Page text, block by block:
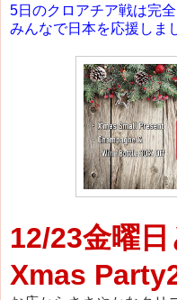
5日のクロアチア戦は完全
みんなで日本を応援しま
12/23金曜
Xmas